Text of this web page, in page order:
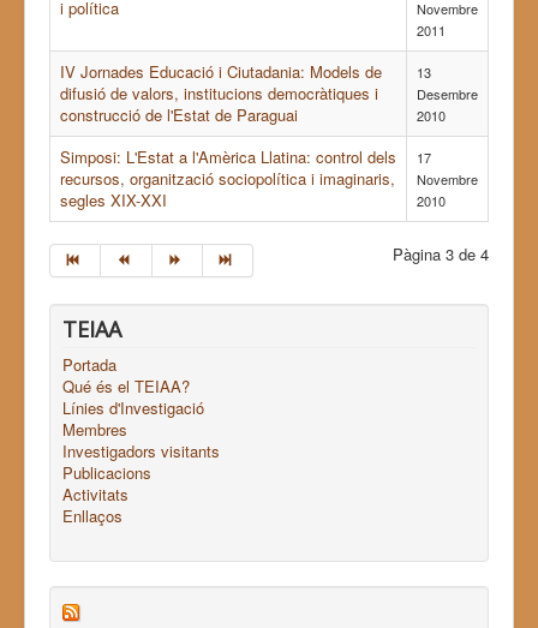
i política
Novembre
2011
IV Jornades Educació i Ciutadania: Models de
difusió de valors, institucions democràtiques i
construcció de l'Estat de Paraguai
13
Desembre
2010
Simposi: L'Estat a l'Amèrica Llatina: control dels
recursos, organització sociopolítica i imaginaris,
segles XIX-XXI
17
Novembre
2010
Pàgina 3 de 4
TEIAA
Portada
Qué és el TEIAA?
Línies d'Investigació
Membres
Investigadors visitants
Publicacions
Activitats
Enllaços